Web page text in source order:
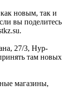
новым, так и
вы поделитесь
27/3, Нур-
там новых
магазины,